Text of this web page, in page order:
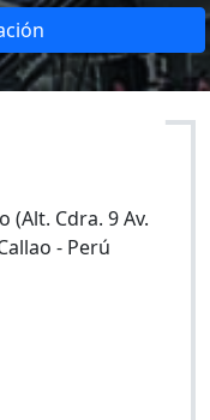
(Alt. Cdra. 9 Av.
- Perú